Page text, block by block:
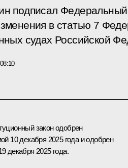
подписал Федеральный
в статью 7
судах Российской
08:10
закон одобрен
10 декабря 2025 года и одобрен
декабря 2025 года.